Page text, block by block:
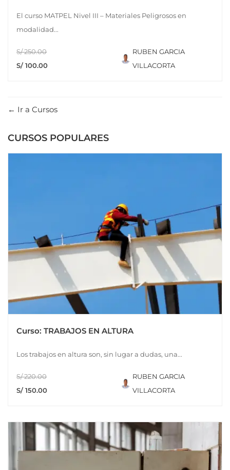
El curso MATPEL Nivel III – Materiales Peligrosos en
modalidad...
S/ 250.00
S/ 100.00
RUBEN GARCIA
VILLACORTA
Ir a Cursos
CURSOS POPULARES
Curso: TRABAJOS EN ALTURA
Los trabajos en altura son, sin lugar a dudas, una...
S/ 220.00
S/ 150.00
RUBEN GARCIA
VILLACORTA